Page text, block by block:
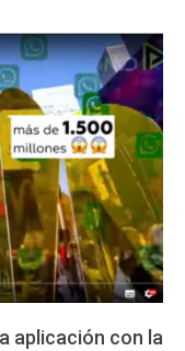
aplicación con la